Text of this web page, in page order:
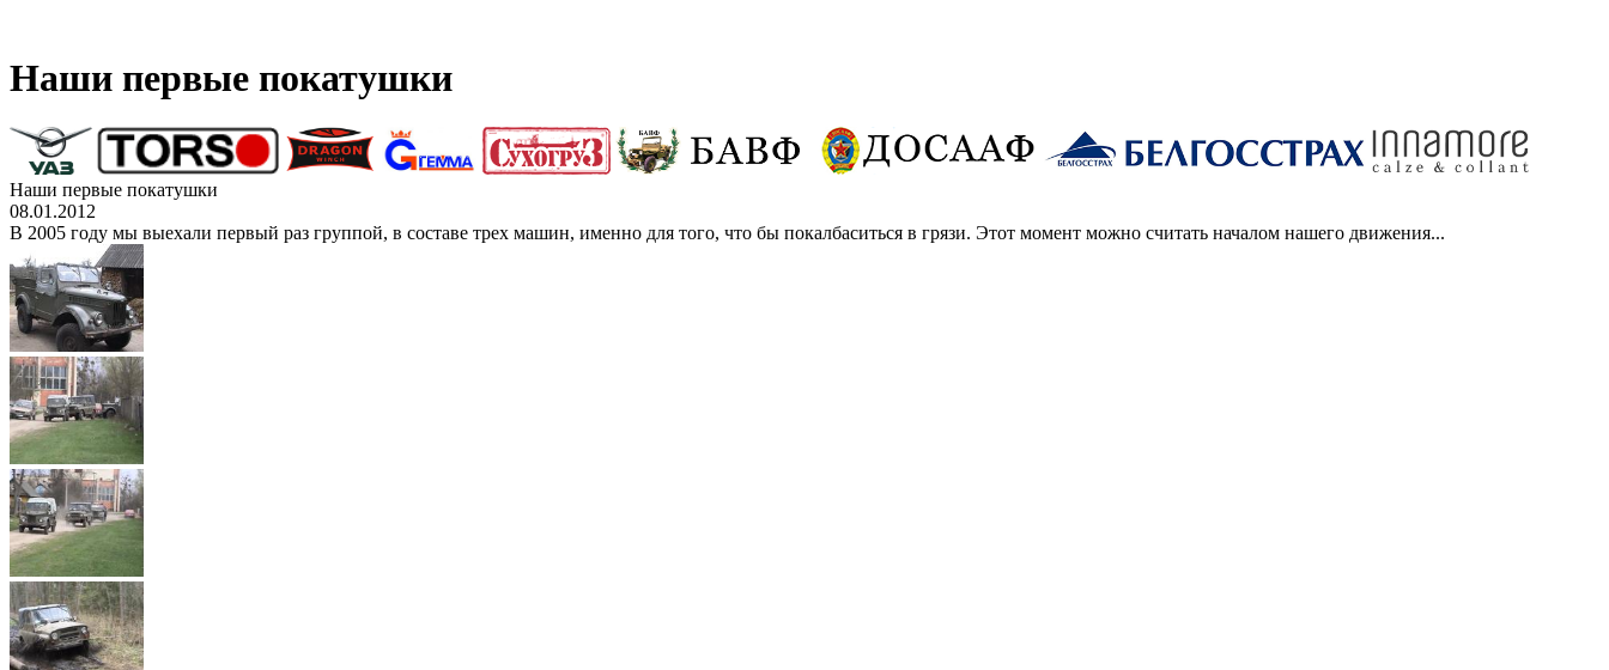
Наши первые покатушки
Наши первые покатушки
08.01.2012
В 2005 году мы выехали первый раз группой, в составе трех машин, именно для того, что бы покалбаситься в грязи. Этот момент можно считать началом нашего движения...